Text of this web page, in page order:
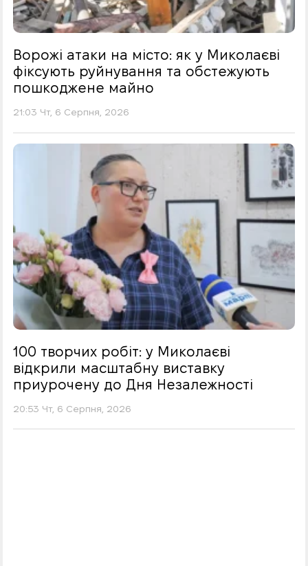
Ворожі атаки на місто: як у Миколаєві
фіксують руйнування та обстежують
пошкоджене майно
21:03 Чт, 6 Серпня, 2026
100 творчих робіт: у Миколаєві
відкрили масштабну виставку
приурочену до Дня Незалежності
20:53 Чт, 6 Серпня, 2026